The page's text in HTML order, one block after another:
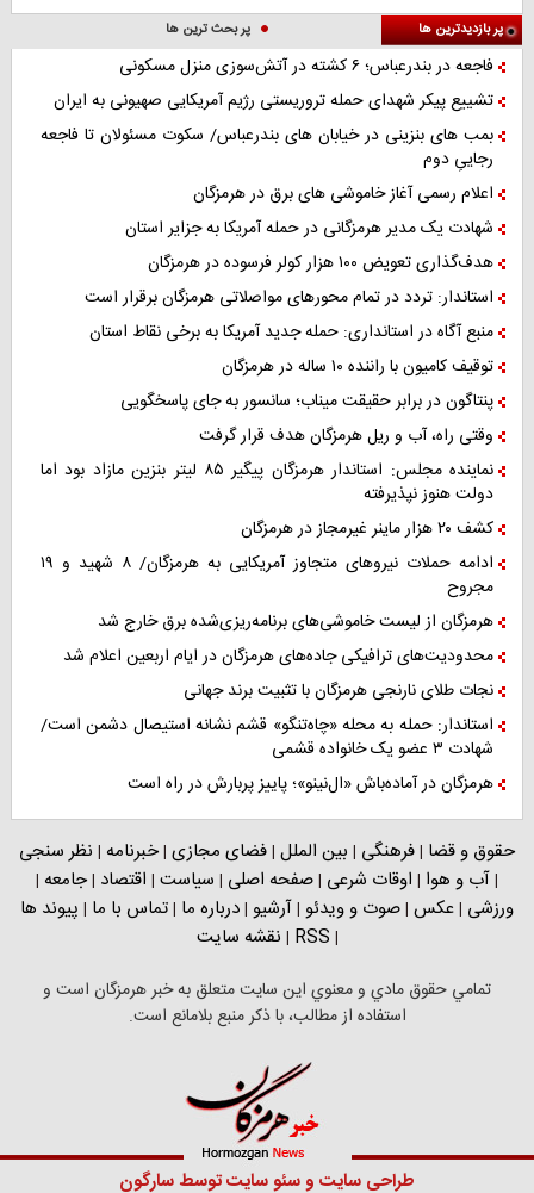
پر بازدیدترین ها پر بحث ترین ها
فاجعه در بندرعباس؛ ۶ کشته در آتش‌سوزی منزل مسکونی
تشییع پیکر شهدای حمله تروریستی رژیم آمریکایی صهیونی به ایران
بمب های بنزینی در خیابان های بندرعباس/ سکوت مسئولان تا فاجعه
رجاییِ دوم
اعلام رسمی آغاز خاموشی های برق در هرمزگان
شهادت یک مدیر هرمزگانی در حمله آمریکا به جزایر استان
هدف‌گذاری تعویض ۱۰۰ هزار کولر فرسوده در هرمزگان
استاندار: تردد در تمام محورهای مواصلاتی هرمزگان برقرار است
منبع آگاه در استانداری: حمله جدید آمریکا به برخی نقاط استان
توقیف کامیون با راننده ۱۰ ساله در هرمزگان
پنتاگون در برابر حقیقت میناب؛ سانسور به جای پاسخگویی
وقتی راه، آب و ریل هرمزگان هدف قرار گرفت
نماینده مجلس: استاندار هرمزگان پیگیر ۸۵ لیتر بنزین مازاد بود اما
دولت هنوز نپذیرفته
کشف ۲۰ هزار ماینر غیرمجاز در هرمزگان
ادامه حملات نیروهای متجاوز آمریکایی به هرمزگان/ ۸ شهید و ۱۹
مجروح
هرمزگان از لیست خاموشی‌های برنامه‌ریزی‌شده برق خارج شد
محدودیت‌های ترافیکی جاده‌های هرمزگان در ایام اربعین اعلام شد
نجات طلای نارنجی هرمزگان با تثبیت برند جهانی
استاندار: حمله به محله «چاه‌تنگو» قشم نشانه استیصال دشمن است/
شهادت ۳ عضو یک خانواده قشمی
هرمزگان در آماده‌باش «ال‌نینو»؛ پاییز پربارش در راه است
حقوق و قضا |فرهنگی | بین الملل |فضای مجازی |خبرنامه | نظر سنجی
|آب و هوا | اوقات شرعی |صفحه اصلی | سیاست | اقتصاد |جامعه |
ورزشی |عکس |صوت و ویدئو |آرشیو |درباره ما |تماس با ما | پیوند ها
|
RSS
| نقشه سایت
تمامي حقوق مادي و معنوي اين سايت متعلق به خبر هرمزگان است و
استفاده از مطالب، با ذکر منبع بلامانع است.
طراحی سایت وسئو سایتتوسط سارگون